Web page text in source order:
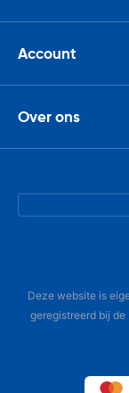
Account
Over ons
Deze website is
geregistreerd bij